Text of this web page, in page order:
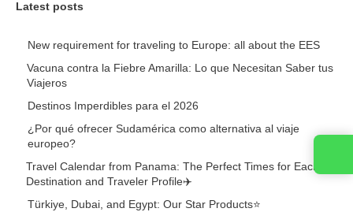
Latest posts
New requirement for traveling to Europe: all about the EES
Vacuna contra la Fiebre Amarilla: Lo que Necesitan Saber tus
Viajeros
Destinos Imperdibles para el 2026
¿Por qué ofrecer Sudamérica como alternativa al viaje
europeo?
Travel Calendar from Panama: The Perfect Times for Each
Destination and Traveler Profile✈️
Türkiye, Dubai, and Egypt: Our Star Products⭐️